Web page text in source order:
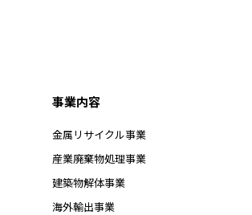
事業内容
金属リサイクル事業
産業廃棄物処理事業
建築物解体事業
海外輸出事業